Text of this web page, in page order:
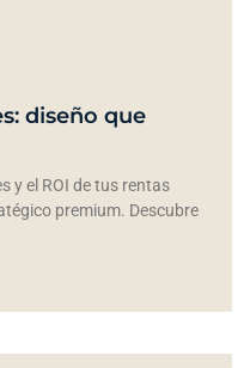
diseño que
y el ROI de tus rentas
premium. Descubre